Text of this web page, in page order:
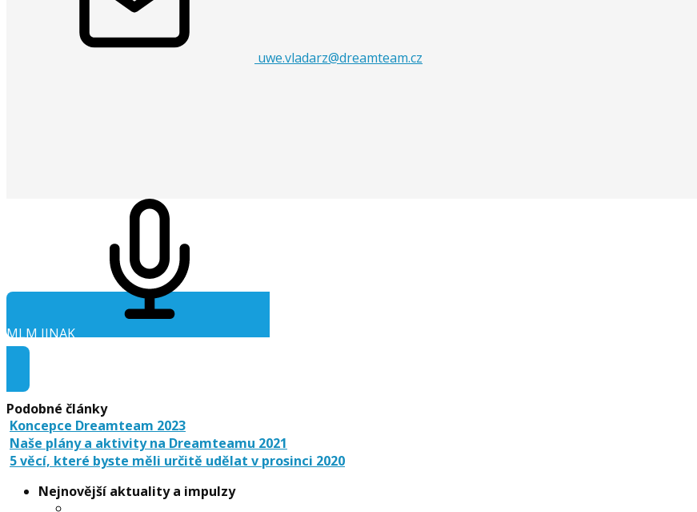
uwe.vladarz@dreamteam.cz
MLM JINAK
Audio ke stažení
Podobné články
Koncepce Dreamteam 2023
Naše plány a aktivity na Dreamteamu 2021
5 věcí, které byste měli určitě udělat v prosinci 2020
Nejnovější aktuality a impulzy